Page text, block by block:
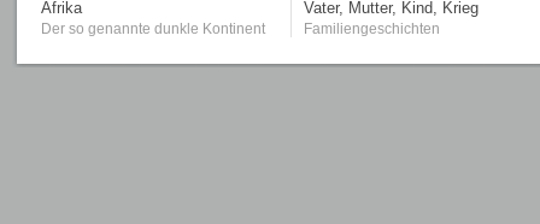
Afrika
Der so genannte dunkle Kontinent
Vater, Mutter, Kind, Krieg
Familiengeschichten